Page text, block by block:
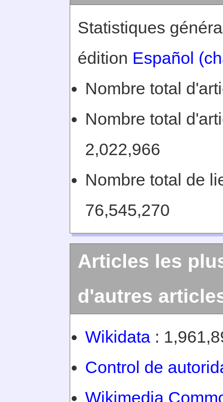
Statistiques
édition Español
Nombre total
Nombre total
2,022,966
Nombre total de
76,545,270
Articles les
d'autres
Wikidata :
Control de
Wikimedia